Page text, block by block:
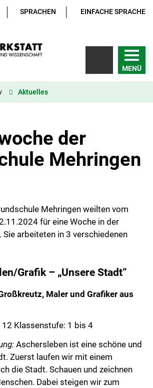
SPRACHEN EINFACHE SPRACHE
MENÜ
Aktuelles
der
Mehringen
Mehringen weilten vom
für eine Woche in der
arbeiteten in 3 verschiedenen
Grafik – „Unsere Stadt“
Maler und Grafiker aus
12 Klassenstufe: 1 bis 4
Aschersleben ist eine schöne und
Zuerst laufen wir mit einem
die Stadt. Schauen und zeichnen
Dabei steigen wir zum